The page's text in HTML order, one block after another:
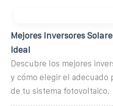
Mejores Inversores
Ideal
Descubre los mejores
y cómo elegir el adecuado
de tu sistema fotovoltaico.